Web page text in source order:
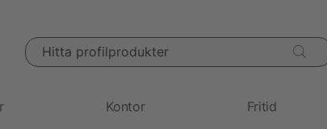
Hitta profilprodukter
Kontor Fritid